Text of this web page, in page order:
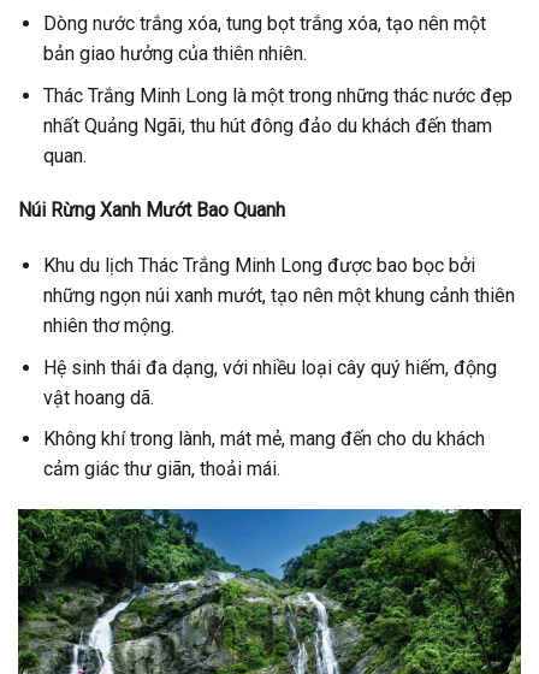
Dòng nước trắng xóa, tung bọt trắng xóa, tạo nên một
bản giao hưởng của thiên nhiên.
Thác Trắng Minh Long là một trong những thác nước đẹp
nhất Quảng Ngãi, thu hút đông đảo du khách đến tham
quan.
Núi Rừng Xanh Mướt Bao Quanh
Khu du lịch Thác Trắng Minh Long được bao bọc bởi
những ngọn núi xanh mướt, tạo nên một khung cảnh thiên
nhiên thơ mộng.
Hệ sinh thái đa dạng, với nhiều loại cây quý hiếm, động
vật hoang dã.
Không khí trong lành, mát mẻ, mang đến cho du khách
cảm giác thư giãn, thoải mái.